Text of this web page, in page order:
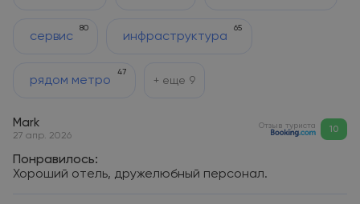
сервис
80
инфраструктура
65
рядом метро
47
+ еще 9
Mark
27 апр. 2026
Отзыв туриста 10
Понравилось:
Хороший отель, дружелюбный персонал.